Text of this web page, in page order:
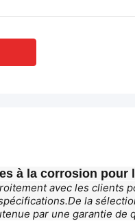
à la corrosion pour
avec les clients
la
par une garantie de